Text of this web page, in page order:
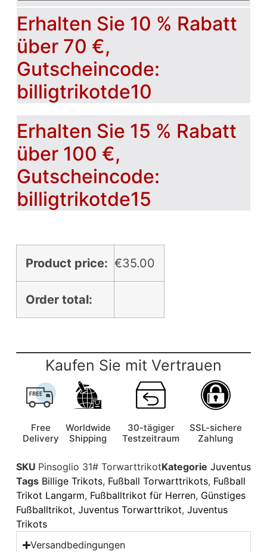
Erhalten Sie 10 % Rabatt
über 70 €,
Gutscheincode:
billigtrikotde10
Erhalten Sie 15 % Rabatt
über 100 €,
Gutscheincode:
billigtrikotde15
Product price: €35.00
Order total:
Kaufen Sie mit Vertrauen
Free
Delivery
Worldwide
Shipping
30-tägiger
Testzeitraum
SSL-sichere
Zahlung
SKU Pinsoglio 31# TorwarttrikotKategorie Juventus
Tags Billige Trikots, Fußball Torwarttrikots, Fußball
Trikot Langarm, Fußballtrikot für Herren, Günstiges
Fußballtrikot, Juventus Torwarttrikot, Juventus
Trikots
Versandbedingungen